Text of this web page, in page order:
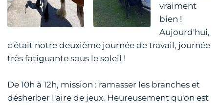
vraiment
bien !
Aujourd'hui,
c'était notre deuxième journée de travail, journée
très fatiguante sous le soleil !
De 10h à 12h, mission : ramasser les branches et
désherber l'aire de jeux. Heureusement qu'on est